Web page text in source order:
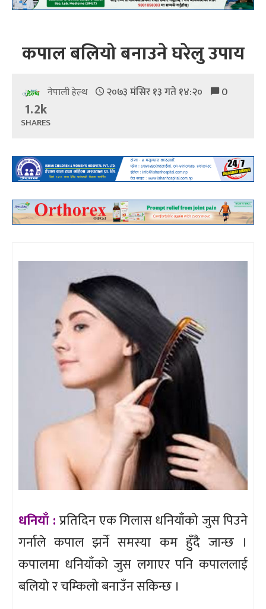
कपाल बलियो बनाउने घरेलु उपाय
नेपाली हेल्थ २०७३ मंसिर १३ गते १४:२० 0
1.2k
SHARES
धनियाँ :प्रतिदिन एक गिलास धनियाँको जुस पिउने
गर्नाले कपाल झर्ने समस्या कम हुँदै जान्छ ।
कपालमा धनियाँको जुस लगाएर पनि कपाललाई
बलियो र चम्किलो बनाउँन सकिन्छ ।